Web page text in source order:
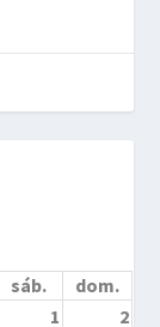
sáb.
dom.
1 2